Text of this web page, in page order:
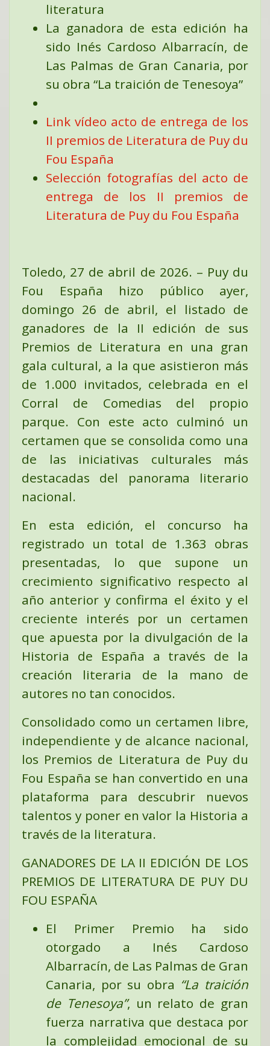
literatura
La ganadora de esta edición ha
sido Inés Cardoso Albarracín, de
Las Palmas de Gran Canaria, por
su obra “La traición de Tenesoya”
Link vídeo acto de entrega de los
II premios de Literatura de Puy du
Fou España
Selección fotografías del acto de
entrega de los II premios de
Literatura de Puy du Fou España
Toledo, 27 de abril de 2026. – Puy du
Fou España hizo público ayer,
domingo 26 de abril, el listado de
ganadores de la II edición de sus
Premios de Literatura en una gran
gala cultural, a la que asistieron más
de 1.000 invitados, celebrada en el
Corral de Comedias del propio
parque. Con este acto culminó un
certamen que se consolida como una
de las iniciativas culturales más
destacadas del panorama literario
nacional.
En esta edición, el concurso ha
registrado un total de 1.363 obras
presentadas, lo que supone un
crecimiento significativo respecto al
año anterior y confirma el éxito y el
creciente interés por un certamen
que apuesta por la divulgación de la
Historia de España a través de la
creación literaria de la mano de
autores no tan conocidos.
Consolidado como un certamen libre,
independiente y de alcance nacional,
los Premios de Literatura de Puy du
Fou España se han convertido en una
plataforma para descubrir nuevos
talentos y poner en valor la Historia a
través de la literatura.
GANADORES DE LA II EDICIÓN DE LOS
PREMIOS DE LITERATURA DE PUY DU
FOU ESPAÑA
El Primer Premio ha sido
otorgado a Inés Cardoso
Albarracín, de Las Palmas de Gran
Canaria, por su obra “La traición
de Tenesoya”, un relato de gran
fuerza narrativa que destaca por
la complejidad emocional de su